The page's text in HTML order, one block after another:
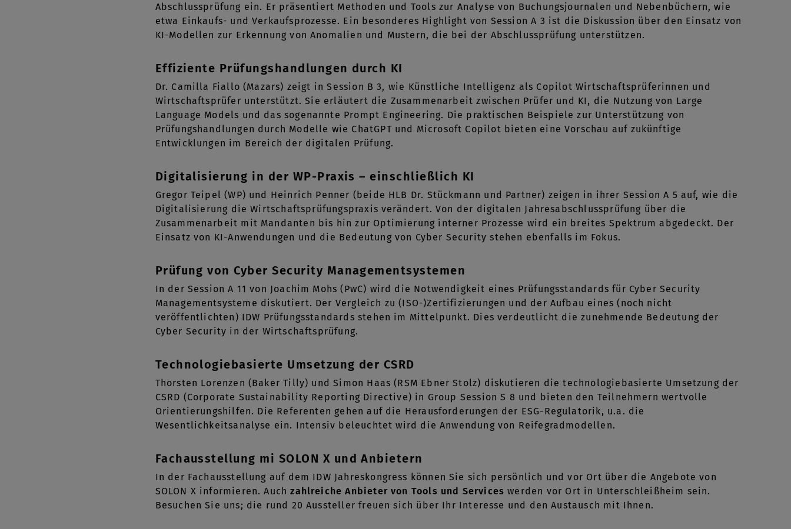
Abschlussprüfung ein. Er präsentiert Methoden und Tools zur Analyse von Buchungsjournalen und Nebenbüchern, wie
etwa Einkaufs- und Verkaufsprozesse. Ein besonderes Highlight von Session A 3 ist die Diskussion über den Einsatz von
KI-Modellen zur Erkennung von Anomalien und Mustern, die bei der Abschlussprüfung unterstützen.
Effiziente Prüfungshandlungen durch KI
Dr. Camilla Fiallo (Mazars) zeigt in Session B 3, wie Künstliche Intelligenz als Copilot Wirtschaftsprüferinnen und
Wirtschaftsprüfer unterstützt. Sie erläutert die Zusammenarbeit zwischen Prüfer und KI, die Nutzung von Large
Language Models und das sogenannte Prompt Engineering. Die praktischen Beispiele zur Unterstützung von
Prüfungshandlungen durch Modelle wie ChatGPT und Microsoft Copilot bieten eine Vorschau auf zukünftige
Entwicklungen im Bereich der digitalen Prüfung.
Digitalisierung in der WP-Praxis – einschließlich KI
Gregor Teipel (WP) und Heinrich Penner (beide HLB Dr. Stückmann und Partner) zeigen in ihrer Session A 5 auf, wie die
Digitalisierung die Wirtschaftsprüfungspraxis verändert. Von der digitalen Jahresabschlussprüfung über die
Zusammenarbeit mit Mandanten bis hin zur Optimierung interner Prozesse wird ein breites Spektrum abgedeckt. Der
Einsatz von KI-Anwendungen und die Bedeutung von Cyber Security stehen ebenfalls im Fokus.
Prüfung von Cyber Security Managementsystemen
In der Session A 11 von Joachim Mohs (PwC) wird die Notwendigkeit eines Prüfungsstandards für Cyber Security
Managementsysteme diskutiert. Der Vergleich zu (ISO-)Zertifizierungen und der Aufbau eines (noch nicht
veröffentlichten) IDW Prüfungsstandards stehen im Mittelpunkt. Dies verdeutlicht die zunehmende Bedeutung der
Cyber Security in der Wirtschaftsprüfung.
Technologiebasierte Umsetzung der CSRD
Thorsten Lorenzen (Baker Tilly) und Simon Haas (RSM Ebner Stolz) diskutieren die technologiebasierte Umsetzung der
CSRD (Corporate Sustainability Reporting Directive) in Group Session S 8 und bieten den Teilnehmern wertvolle
Orientierungshilfen. Die Referenten gehen auf die Herausforderungen der ESG-Regulatorik, u.a. die
Wesentlichkeitsanalyse ein. Intensiv beleuchtet wird die Anwendung von Reifegradmodellen.
Fachausstellung mi SOLON X und Anbietern
In der Fachausstellung auf dem IDW Jahreskongress können Sie sich persönlich und vor Ort über die Angebote von
SOLON X informieren. Auchzahlreiche Anbieter von Tools und Services werden vor Ort in Unterschleißheim sein.
Besuchen Sie uns; die rund 20 Aussteller freuen sich über Ihr Interesse und den Austausch mit Ihnen.